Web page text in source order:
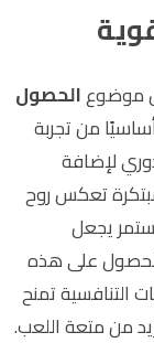
موضوعالحصول
من تجربة
لإضافة
تعكس روح
يجعل
على هذه
التنافسية تمنح
من متعة اللعب.